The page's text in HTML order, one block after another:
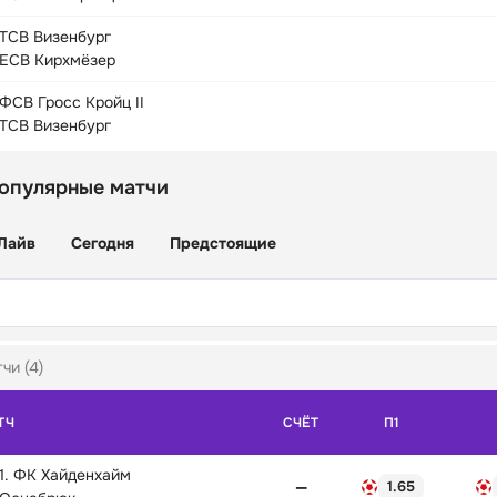
ТСВ Визенбург
ЕСВ Кирхмёзер
ФСВ Гросс Кройц II
ТСВ Визенбург
матчи
Сегодня Предстоящие
(4)
СЧЁТ П1
1. ФК Хайденхайм
— 1.65